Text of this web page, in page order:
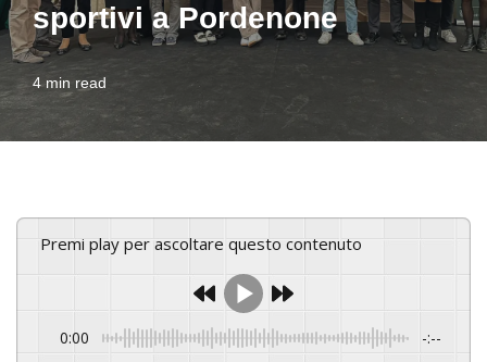
sportivi a Pordenone
4 min read
Premi play per ascoltare questo contenuto
0:00 -:--